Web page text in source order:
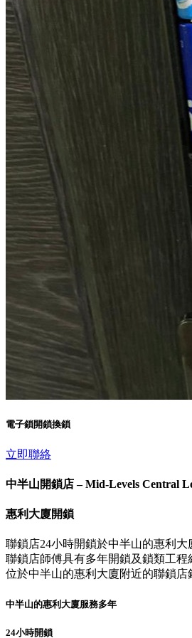
電子鎖開鎖換鎖
立即聯絡
中半山開鎖店 – Mid-Levels Central
惠利大廈開鎖
聯鎖店24小時開鎖於中半山的惠利
聯鎖店師傅具有多年開鎖及鎖類工
位於中半山的惠利大廈附近的聯鎖
中半山的惠利大廈服務多年
24小時開鎖